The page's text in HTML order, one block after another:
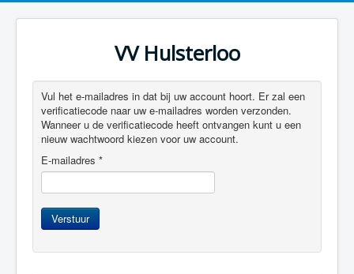
VV Hulsterloo
Vul het e-mailadres in dat bij uw account hoort. Er zal een
verificatiecode naar uw e-mailadres worden verzonden.
Wanneer u de verificatiecode heeft ontvangen kunt u een
nieuw wachtwoord kiezen voor uw account.
E-mailadres *
Verstuur